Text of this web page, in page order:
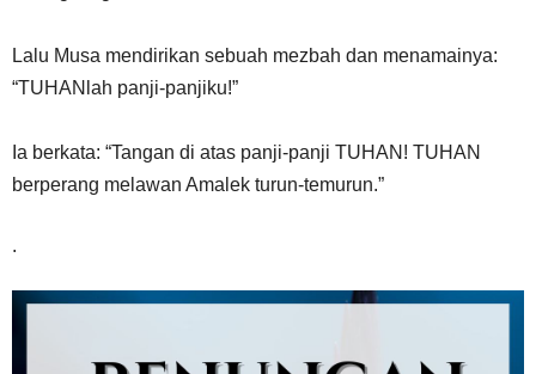
Lalu Musa mendirikan sebuah mezbah dan menamainya:
“TUHANlah panji-panjiku!”
Ia berkata: “Tangan di atas panji-panji TUHAN! TUHAN
berperang melawan Amalek turun-temurun.”
.